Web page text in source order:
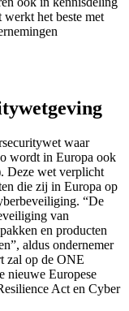
het beste met
waar
wordt in Europa ook
Deze wet verplicht
die zij in Europa op
“De
van
en producten
aldus ondernemer
zal op de ONE
nieuwe Europese
Act en Cyber